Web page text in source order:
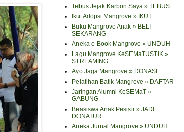
Tebus Jejak Karbon Saya » TEBUS
Ikut Adopsi Mangrove » IKUT
Buku Mangrove Anak » BELI
SEKARANG
Aneka e-Book Mangrove » UNDUH
Lagu Mangrove KeSEMaTUSTIK »
STREAMING
Ayo Jaga Mangrove » DONASI
Pelatihan Batik Mangrove » DAFTAR
Jaringan Alumni KeSEMaT »
GABUNG
Beasiswa Anak Pesisir » JADI
DONATUR
Aneka Jurnal Mangrove » UNDUH